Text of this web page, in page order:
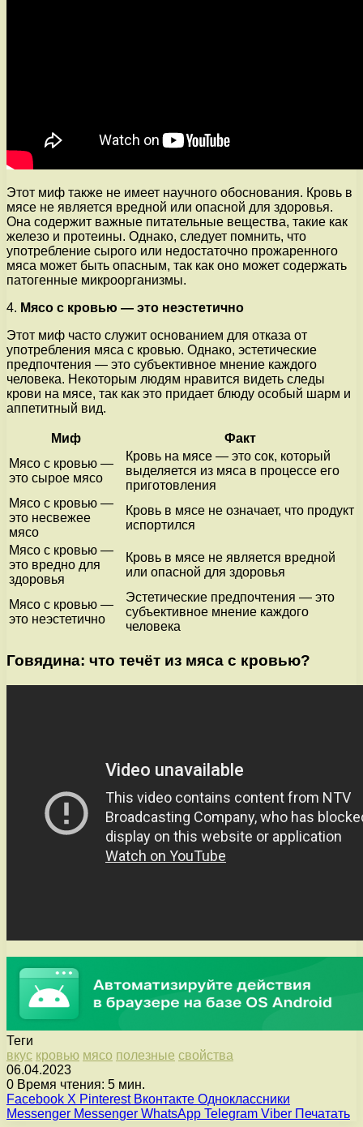
Этот миф также не имеет научного обоснования. Кровь в
мясе не является вредной или опасной для здоровья.
Она содержит важные питательные вещества, такие как
железо и протеины. Однако, следует помнить, что
употребление сырого или недостаточно прожаренного
мяса может быть опасным, так как оно может содержать
патогенные микроорганизмы.
4. Мясо с кровью — это неэстетично
Этот миф часто служит основанием для отказа от
употребления мяса с кровью. Однако, эстетические
предпочтения — это субъективное мнение каждого
человека. Некоторым людям нравится видеть следы
крови на мясе, так как это придает блюду особый шарм и
аппетитный вид.
Миф
Факт
Мясо с кровью —
это сырое мясо
Кровь на мясе — это сок, который
выделяется из мяса в процессе его
приготовления
Мясо с кровью —
это несвежее
мясо
Кровь в мясе не означает, что продукт
испортился
Мясо с кровью —
это вредно для
здоровья
Кровь в мясе не является вредной
или опасной для здоровья
Мясо с кровью —
это неэстетично
Эстетические предпочтения — это
субъективное мнение каждого
человека
Говядина: что течёт из мяса с кровью?
Теги
вкус кровью мясо полезные свойства
06.04.2023
0 Время чтения: 5 мин.
Facebook X Pinterest Вконтакте Одноклассники
Messenger Messenger WhatsApp Telegram Viber Печатать